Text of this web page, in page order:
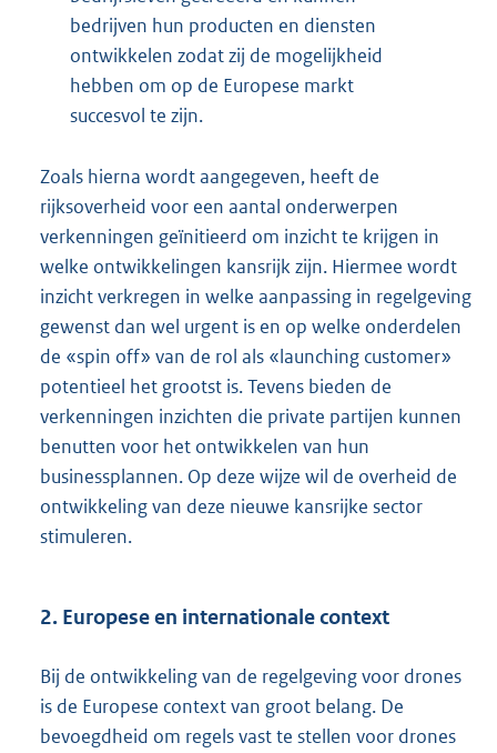
bedrijven hun producten en diensten
ontwikkelen zodat zij de mogelijkheid
hebben om op de Europese markt
succesvol te zijn.
Zoals hierna wordt aangegeven, heeft de
rijksoverheid voor een aantal onderwerpen
verkenningen geïnitieerd om inzicht te krijgen in
welke ontwikkelingen kansrijk zijn. Hiermee wordt
inzicht verkregen in welke aanpassing in regelgeving
gewenst dan wel urgent is en op welke onderdelen
de «spin off» van de rol als «launching customer»
potentieel het grootst is. Tevens bieden de
verkenningen inzichten die private partijen kunnen
benutten voor het ontwikkelen van hun
businessplannen. Op deze wijze wil de overheid de
ontwikkeling van deze nieuwe kansrijke sector
stimuleren.
2. Europese en internationale context
Bij de ontwikkeling van de regelgeving voor drones
is de Europese context van groot belang. De
bevoegdheid om regels vast te stellen voor drones